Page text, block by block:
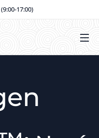
17:00)